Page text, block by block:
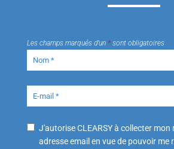
Les champs marqués d’un *sont obligatoires
J'autorise CLEARSY à collecter mon
adresse email en vue de pouvoir me